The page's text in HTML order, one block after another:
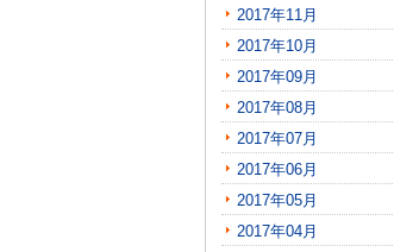
2017年11月
2017年10月
2017年09月
2017年08月
2017年07月
2017年06月
2017年05月
2017年04月